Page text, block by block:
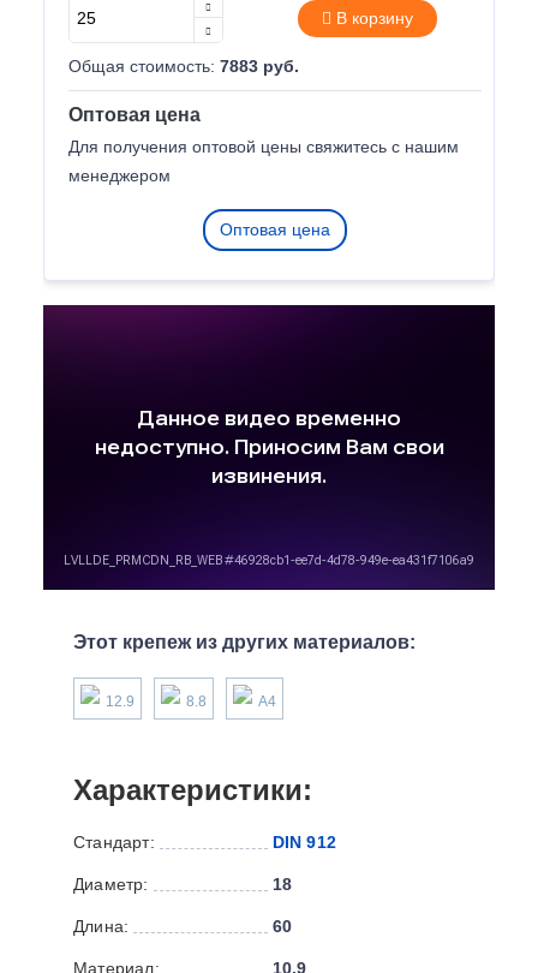
В корзину
Общая стоимость: 7883 руб.
Оптовая цена
Для получения оптовой цены свяжитесь с нашим
менеджером
Оптовая цена
Этот крепеж из других материалов:
12.9 8.8 А4
Характеристики:
Стандарт: DIN 912
Диаметр: 18
Длина: 60
Материал: 10.9